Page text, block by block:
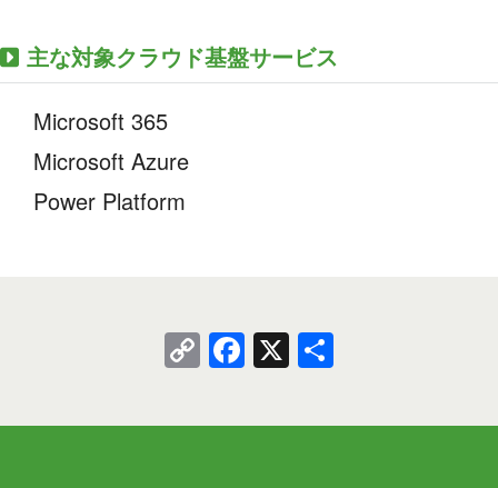
主な対象クラウド基盤サービス
Microsoft 365
Microsoft Azure
Power Platform
CopyFacebook
X